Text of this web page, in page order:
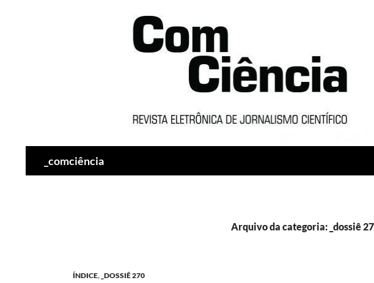
_comciência
Arquivo da categoria: _dossiê
ÍNDICE, _DOSSIÊ 270